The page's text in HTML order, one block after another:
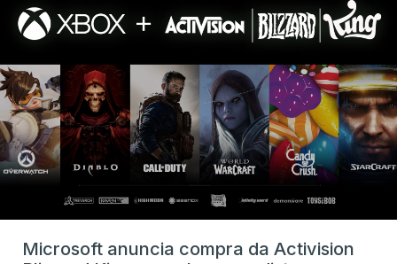
Microsoft anuncia compra da Activision